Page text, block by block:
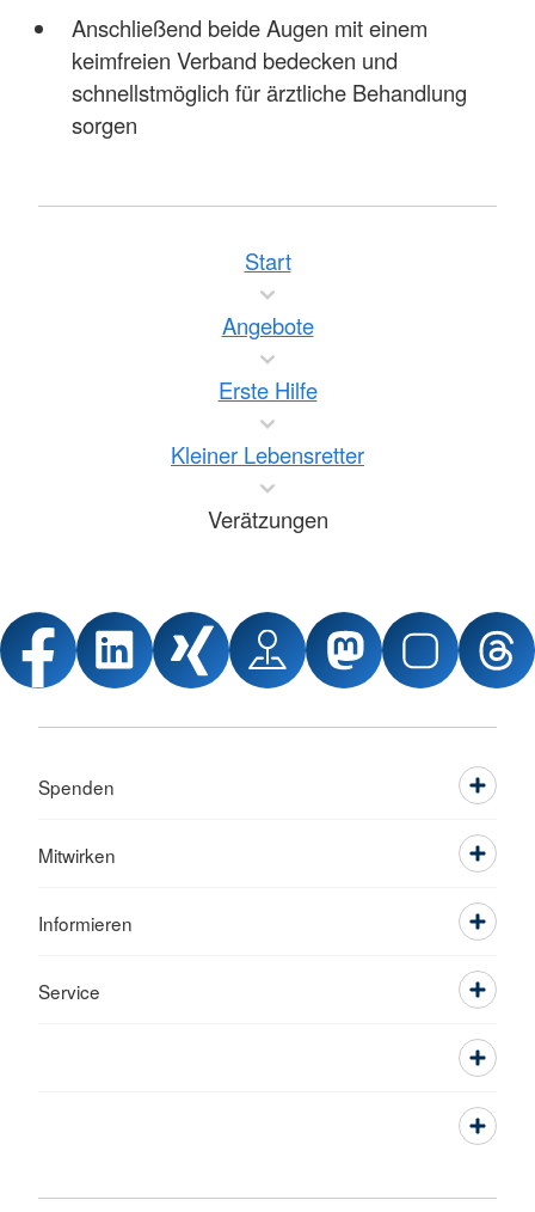
Anschließend beide Augen mit einem
keimfreien Verband bedecken und
schnellstmöglich für ärztliche Behandlung
sorgen
Start
Angebote
Erste Hilfe
Kleiner Lebensretter
Verätzungen
Spenden
Mitwirken
Informieren
Service